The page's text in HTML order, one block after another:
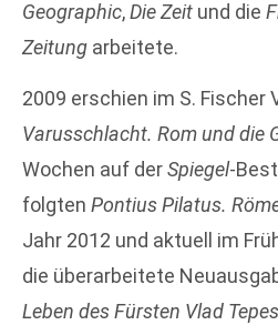
Geographic,Die Zeit und die
Zeitung arbeitete.
2009 erschien im S. Fischer
Varusschlacht. Rom und die
Wochen auf derSpiegel-
folgten Pontius Pilatus.
Jahr 2012 und aktuell im
die überarbeitete
Leben des Fürsten Vlad Tepes